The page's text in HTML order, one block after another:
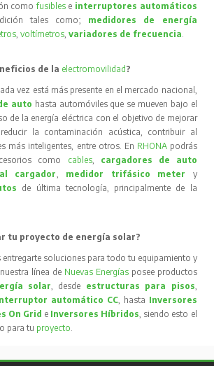
comofusibles e interruptores automáticos
tales como; medidores de energía
,voltímetros,variadores de frecuencia.
de la electromovilidad ?
vez está más presente en el mercado nacional,
auto hasta automóviles que se mueven bajo el
de la energía eléctrica con el objetivo de mejorar
la contaminación acústica, contribuir al
más inteligentes, entre otros. En RHONA podrás
como cables, cargadores de auto
cargador, medidor trifásico meter
y
de última tecnología, principalmente de la
tu proyecto de energía solar?
entregarte soluciones para todo tu equipamiento y
línea de Nuevas Energíasposee productos
solar, desde estructuras para pisos,
automático CC, hasta Inversores
On Grid e Inversores Híbridos, siendo esto el
para tu proyecto.